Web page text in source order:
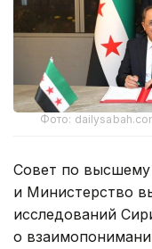
Фото:
Совет по высшему
и Министерство
исследований
о